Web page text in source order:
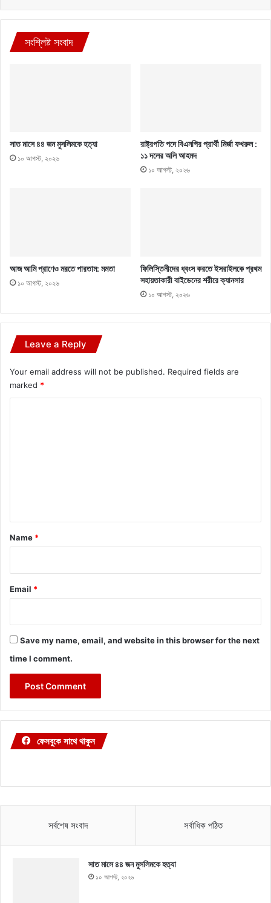
সংশ্লিষ্ট সংবাদ
সাত মাসে ৪৪ জন মুসলিমকে হত্যা
১০ আগস্ট, ২০২৬
রাষ্ট্রপতি পদে বিএনপির প্রার্থী মির্জা ফখরুল :
১১ দলের অলি আহমদ
১০ আগস্ট, ২০২৬
আজ আমি প্রাণেও মরতে পারতাম: মমতা
১০ আগস্ট, ২০২৬
ফিলিস্তিনীদের ধ্বংস করতে ইসরাইলকে প্রথম
সহায়তাকারী বাইডেনের শরীরে ক্যানসার
১০ আগস্ট, ২০২৬
Leave a Reply
Your email address will not be published. Required fields are
marked *
*
Name *
Email *
Save my name, email, and website in this browser for the next
time I comment.
ফেসবুকে সাথে থাকুন
সর্বশেষ সংবাদ সর্বাধিক পঠিত
সাত মাসে ৪৪ জন মুসলিমকে হত্যা
১০ আগস্ট, ২০২৬